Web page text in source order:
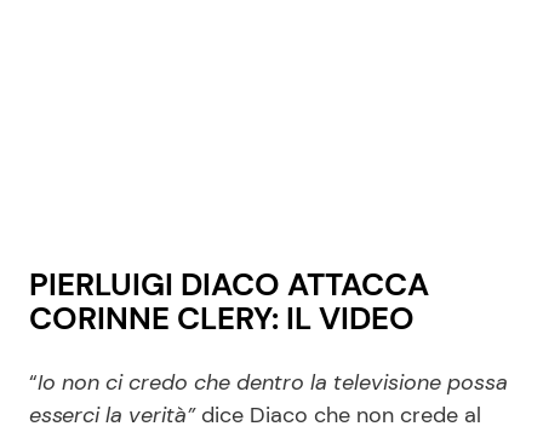
PIERLUIGI DIACO ATTACCA
CORINNE CLERY: IL VIDEO
“Io non ci credo che dentro la televisione possa
esserci la verità” dice Diaco che non crede al